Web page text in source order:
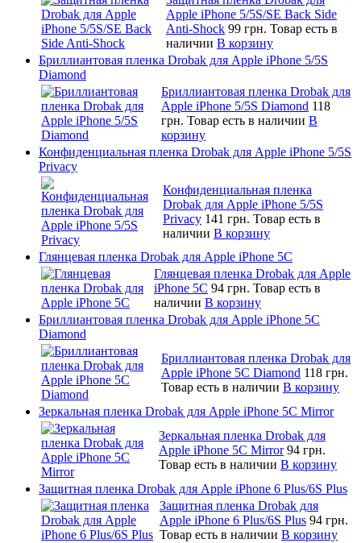
Apple iPhone 5/5S/SE Back Side
Anti-Shock 99 грн. Товар есть в
наличии В корзину
Бриллиантовая пленка Drobak для Apple iPhone 5/5S
Diamond
Бриллиантовая пленка Drobak для
Apple iPhone 5/5S Diamond 118
грн. Товар есть в наличии В
корзину
Конфиденциальная пленка Drobak для Apple iPhone 5/5S
Privacy
Конфиденциальная пленка
Drobak для Apple iPhone 5/5S
Privacy 141 грн. Товар есть в
наличии В корзину
Глянцевая пленка Drobak для Apple iPhone 5C
Глянцевая пленка Drobak для Apple
iPhone 5C 94 грн. Товар есть в
наличии В корзину
Бриллиантовая пленка Drobak для Apple iPhone 5C
Diamond
Бриллиантовая пленка Drobak для
Apple iPhone 5C Diamond 118 грн.
Товар есть в наличии В корзину
Зеркальная пленка Drobak для Apple iPhone 5C Mirror
Зеркальная пленка Drobak для
Apple iPhone 5C Mirror 94 грн.
Товар есть в наличии В корзину
Защитная пленка Drobak для Apple iPhone 6 Plus/6S Plus
Защитная пленка Drobak для
Apple iPhone 6 Plus/6S Plus 94 грн.
Товар есть в наличии В корзину